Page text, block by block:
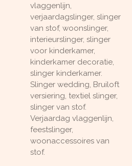
vlaggenlijn,
verjaardagslinger, slinger
van stof, woonslinger,
interieurslinger, slinger
voor kinderkamer,
kinderkamer decoratie,
slinger kinderkamer.
Slinger wedding, Bruiloft
versiering, textiel slinger,
slinger van stof.
Verjaardag vlaggenlijn,
feestslinger,
woonaccessoires van
stof.